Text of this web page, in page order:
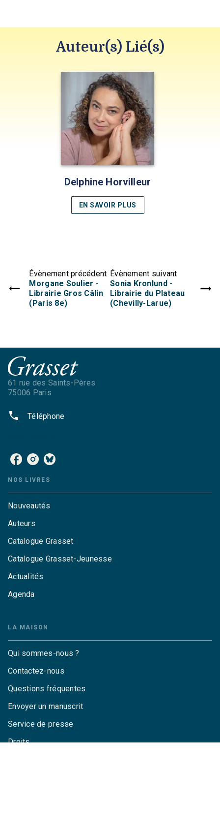
Auteur(s) Lié(s)
Delphine Horvilleur
EN SAVOIR PLUS
Évènement précédent
Morgane Soulier -
Librairie Gros Câlin
(Paris 8e)
Évènement suivant
Sonia Kronlund -
Librairie du Plateau
(Chevilly-Larue)
61 rue des Saints-Pères
75006 Paris
phone Téléphone
NOS LIVRES
Nouveautés
Auteurs
Catalogue Grasset
Catalogue Grasset-Jeunesse
Actualités
Agenda
LA MAISON
Qui sommes-nous ?
Contactez-nous
Questions fréquentes
Envoyer un manuscrit
Service de presse
Droits